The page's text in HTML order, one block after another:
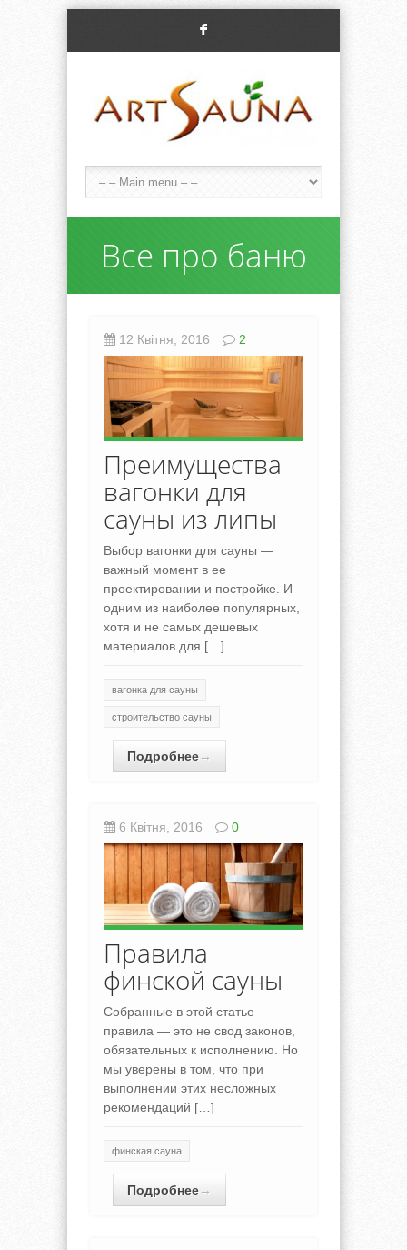
F
Все про баню
12 Квітня, 2016 2
Преимущества
вагонки для
сауны из липы
Выбор вагонки для сауны —
важный момент в ее
проектировании и постройке. И
одним из наиболее популярных,
хотя и не самых дешевых
материалов для […]
вагонка для сауны
строительство сауны
Подробнее→
6 Квітня, 2016 0
Правила
финской сауны
Собранные в этой статье
правила — это не свод законов,
обязательных к исполнению. Но
мы уверены в том, что при
выполнении этих несложных
рекомендаций […]
финская сауна
Подробнее→